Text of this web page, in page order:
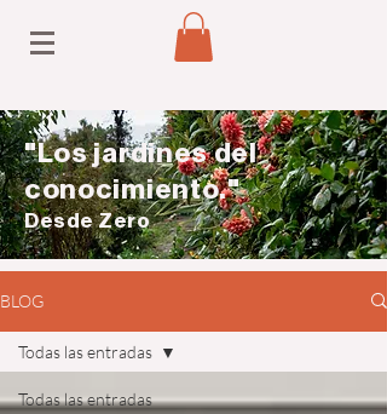
"Los jardines del
conocimiento."
Desde Zero
BLOG
Todas las entradas
Todas las entradas